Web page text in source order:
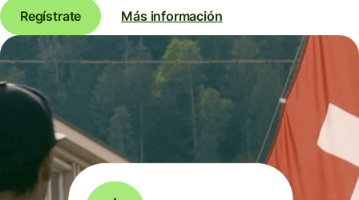
Regístrate Más información